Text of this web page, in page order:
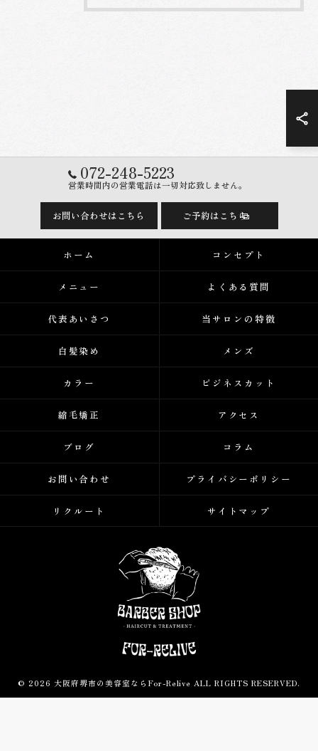
072-248-5223
営業時間内の営業電話は一切対応致しません。
お問い合わせはこちら ご予約はこちら
ホーム コンセプト
メニュー よくある質問
代表あいさつ 当サロンの特徴
白髪染め メンズ
カラー ビジネスカット
縮毛矯正 アクセス
ブログ コラム
お問い合わせ プライバシーポリシー
リクルート サイトマップ
© 2026 大阪府堺市の美容室ならFor-Relive ALL RIGHTS RESERVED.